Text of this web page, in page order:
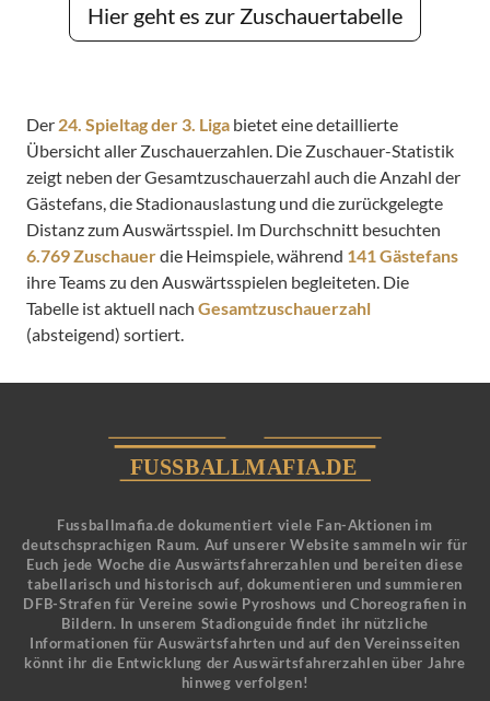
Hier geht es zur Zuschauertabelle
Der 24. Spieltag der 3. Liga bietet eine detaillierte
Übersicht aller Zuschauerzahlen. Die Zuschauer-Statistik
zeigt neben der Gesamtzuschauerzahl auch die Anzahl der
Gästefans, die Stadionauslastung und die zurückgelegte
Distanz zum Auswärtsspiel. Im Durchschnitt besuchten
6.769 Zuschauerdie Heimspiele, während 141 Gästefans
ihre Teams zu den Auswärtsspielen begleiteten. Die
Tabelle ist aktuell nach Gesamtzuschauerzahl
(absteigend) sortiert.
Fussballmafia.de dokumentiert viele Fan-Aktionen im
deutschsprachigen Raum. Auf unserer Website sammeln wir für
Euch jede Woche die Auswärtsfahrerzahlen und bereiten diese
tabellarisch und historisch auf, dokumentieren und summieren
DFB-Strafen für Vereine sowie Pyroshows und Choreografien in
Bildern. In unserem Stadionguide findet ihr nützliche
Informationen für Auswärtsfahrten und auf den Vereinsseiten
könnt ihr die Entwicklung der Auswärtsfahrerzahlen über Jahre
hinweg verfolgen!